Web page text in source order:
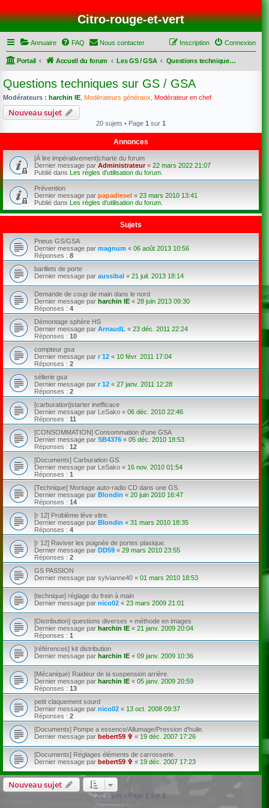
Citro-rouge-et-vert
Annuaire FAQ Nous contacter Connexion
Inscription
Portail Accueil du forum Les GS / GSA Questions techniques sur GS / GSA
Questions techniques sur GS / GSA
Modérateurs : harchin IE Modérateurs généraux Modérateur en chef
Nouveau sujet
20 sujets • Page 1 sur 1
Annonces
[À lire impérativement]charte du forum
Dernier message par Administrateur« 22 mars 2022 21:07
Publié dans Les règles d'utilisation du forum.
Prévention
Dernier message par papadiesel « 23 mars 2010 13:41
Publié dans Les règles d'utilisation du forum.
Sujets
Pneus GS/GSA
Dernier message par magnum « 06 août 2013 10:56
Réponses : 8
barillets de porte
Dernier message par aussibal « 21 juil. 2013 18:14
Demande de coup de main dans le nord
Dernier message par harchin IE « 28 juin 2013 09:30
Réponses : 4
Démontage sphère HS
Dernier message par ArnaudL « 23 déc. 2011 22:24
Réponses : 10
compteur gsa
Dernier message par r 12 « 10 févr. 2011 17:04
Réponses : 2
séllerie gsa
Dernier message par r 12 « 27 janv. 2011 12:28
Réponses : 2
[carburation]starter inefficace
Dernier message par LeSako « 06 déc. 2010 22:46
Réponses : 11
[CONSOMMATION] Consommation d'une GSA
Dernier message par SB4376 « 05 déc. 2010 18:53
Réponses : 12
[Documents] Carburation GS.
Dernier message par LeSako « 16 nov. 2010 01:54
Réponses : 1
[Technique] Montage auto-radio CD dans une GS.
Dernier message par Blondin « 20 juin 2010 16:47
Réponses : 14
[r 12] Problème léve vitre.
Dernier message par Blondin « 31 mars 2010 18:35
Réponses : 4
[r 12] Raviver les poignée de portes plasique.
Dernier message par DD59 « 29 mars 2010 23:55
Réponses : 2
GS PASSION
Dernier message par sylvianne40 « 01 mars 2010 18:53
[technique] réglage du frein à main
Dernier message par nico02 « 23 mars 2009 21:01
[Distribution] questions diverses + méthode en images
Dernier message par harchin IE « 21 janv. 2009 20:04
Réponses : 1
[références] kit distribution
Dernier message par harchin IE « 09 janv. 2009 10:36
[Mécanique) Raideur de la suspension arrière.
Dernier message par harchin IE « 05 janv. 2009 20:59
Réponses : 13
petit claquement sourd
Dernier message par nico02 « 13 oct. 2008 09:37
Réponses : 2
[Documents] Pompe a essence/Allumage/Pression d'huile.
Dernier message par bebert59 ✞ « 19 déc. 2007 17:26
[Documents] Réglages éléments de carrosserie.
Dernier message par bebert59 ✞ « 19 déc. 2007 17:23
Nouveau sujet
20 sujets • Page 1 sur 1